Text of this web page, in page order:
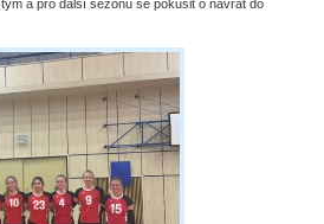
a pro další sezónu se pokusit o návrat do